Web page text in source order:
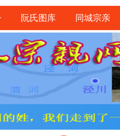
航 阮氏图库 同城宗亲
排行榜 导读